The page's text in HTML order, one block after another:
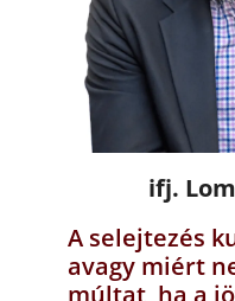
ifj.
A selejtezés
avagy miért
múltat, ha a